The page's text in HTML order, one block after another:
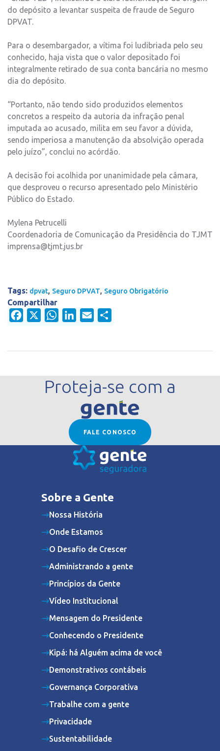
do depósito a levantar suspeita de fraude de Seguro
DPVAT.
Para o desembargador, a vítima foi ludibriada pelo seu
conhecido, haja vista que o valor depositado foi
integralmente retirado de sua conta bancária no mesmo
dia do depósito.
“Portanto, não tendo sido produzidos elementos
concretos a respeito da autoria da infração penal
imputada ao acusado, milita em seu favor a dúvida,
sendo imperiosa a manutenção da absolvição operada
pelo juízo”, conclui no acórdão.
A decisão foi acolhida por unanimidade pela câmara,
que desproveu o recurso apresentado pelo Ministério
Público do Estado.
Mylena Petrucelli
Coordenadoria de Comunicação da Presidência do TJMT
imprensa@tjmt.jus.br
Tags: dpvat, Seguro DPVAT, Seguro Obrigatório
Compartilhar
Facebook
WhatsAppLinkedIn
Email
Proteja-se com a
FALE CONOSCO
Sobre a Gente
Nossa História
Onde Estamos
O Desafio de Crescer
Administrando a gente
Princípios da Gente
Vídeo Institucional
Mensagem do Presidente
Conhecendo o Presidente
Kipá: há Alguém acima de você
Demonstrativos contábeis
Governança Corporativa
Trabalhe com a gente
Privacidade
Sustentabilidade